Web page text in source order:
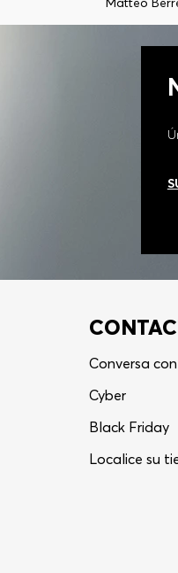
Conversa
Cyber
Black Friday
Localice su